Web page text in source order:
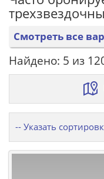
Смотреть все
Найдено: 5 из